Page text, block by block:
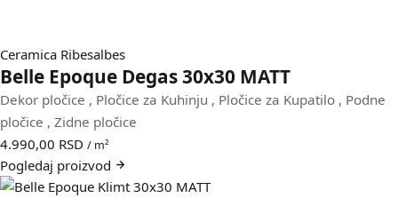
Ceramica Ribesalbes
Belle Epoque Degas 30x30 MATT
Dekor pločice , Pločice za Kuhinju , Pločice za Kupatilo , Podne
pločice , Zidne pločice
4.990,00 RSD / m²
Pogledaj proizvod